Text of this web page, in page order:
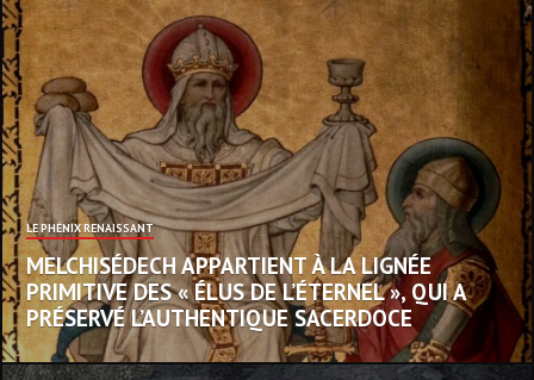
LE PHÉNIX RENAISSANT
MELCHISÉDECH APPARTIENT À LA LIGNÉE
PRIMITIVE DES « ÉLUS DE L’ÉTERNEL », QUI A
PRÉSERVÉ L’AUTHENTIQUE SACERDOCE